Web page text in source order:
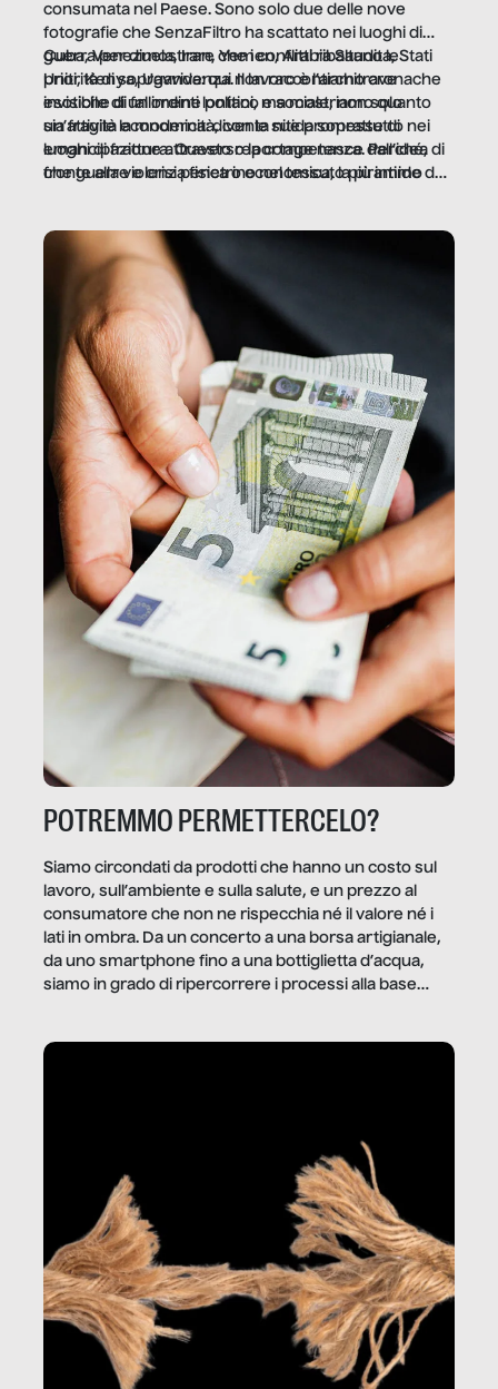
consumata nel Paese. Sono solo due delle nove
fotografie che SenzaFiltro ha scattato nei luoghi di
guerra per dimostrare che i conflitti ribaltano le
priorità di sopravvivenza. Il lavoro è l’architrave
invisibile di un ordine politico e sociale, non solo
un’attività economica: diventa nitida soprattutto nei
luoghi di frattura. Questo reportage nasce dall’idea
che guerre e crisi penetrino nel tessuto più intimo
Cuba, Venezuela, Iran, Yemen, Arabia Saudita, Stati
Uniti, Kenya, Uganda: qui non raccontiamo cronache
esotiche di fallimenti lontani, ma mostriamo quanto
sia fragile la modernità, con le sue promesse di
emancipazione attraverso la competenza. Perché, di
fronte alla violenza fisica o economica, la piramide del
POTREMMO PERMETTERCELO?
Siamo circondati da prodotti che hanno un costo sul
lavoro, sull’ambiente e sulla salute, e un prezzo al
consumatore che non ne rispecchia né il valore né i
lati in ombra. Da un concerto a una borsa artigianale,
da uno smartphone fino a una bottiglietta d’acqua,
siamo in grado di ripercorrere i processi alla base
dietro gli oggetti e i servizi che fanno la nostra vita